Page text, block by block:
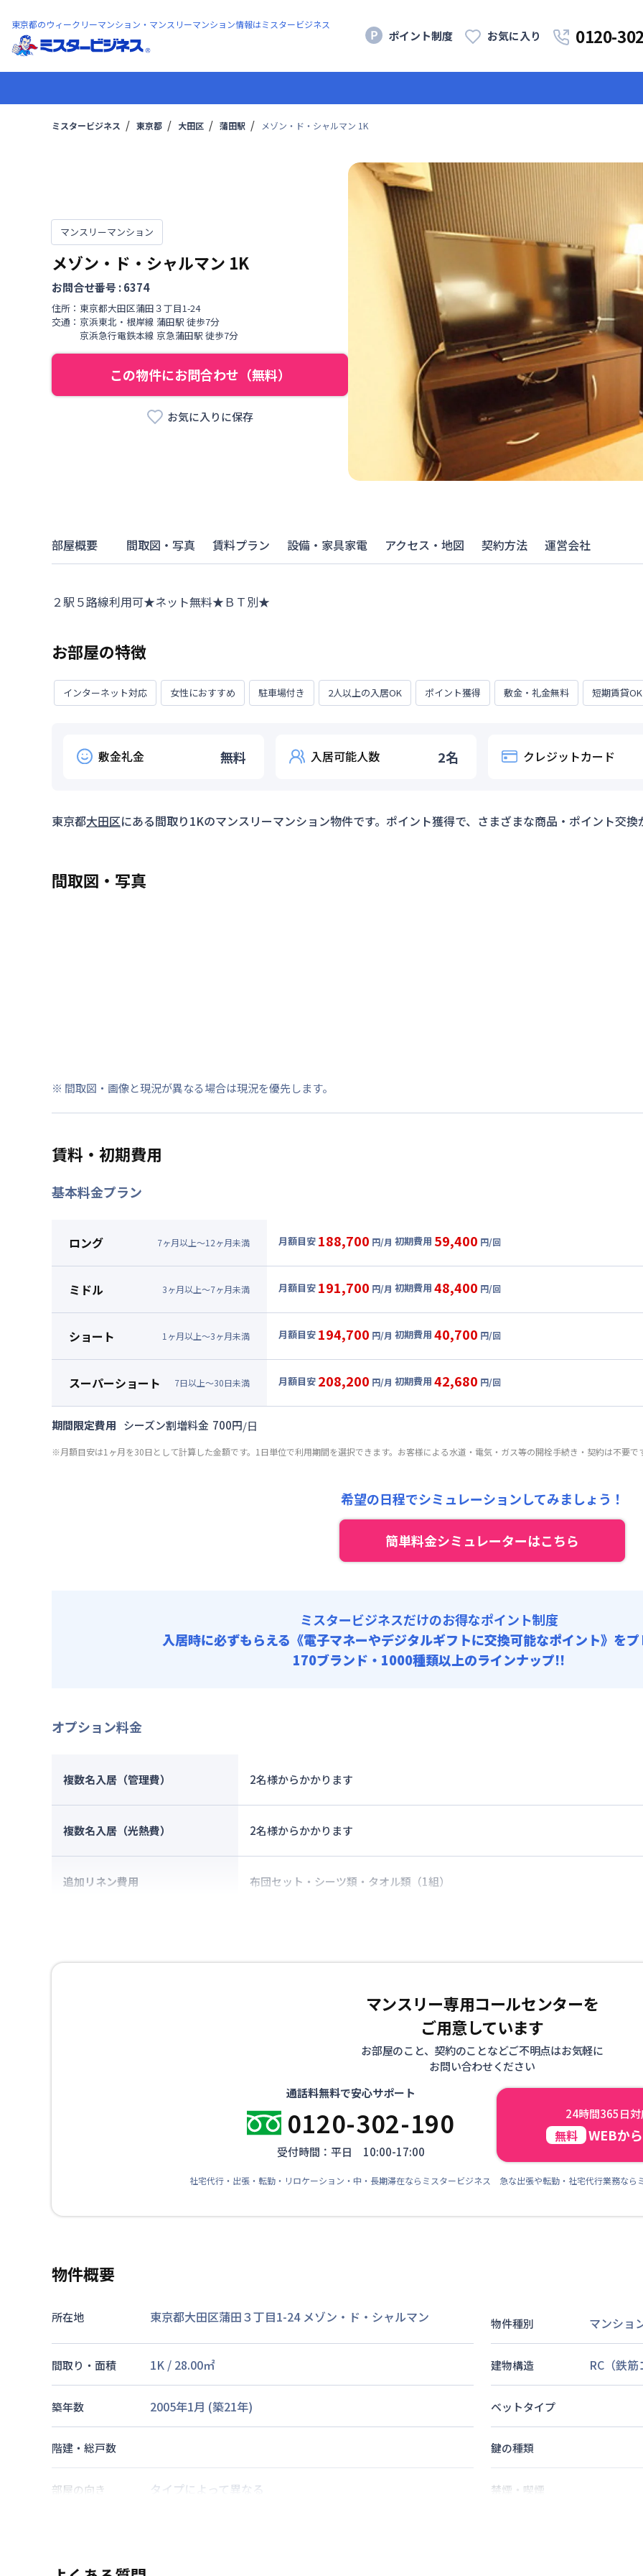
東京都のウィークリーマンション・マンスリーマンション情報はミスタービジネス
ポイント制度 お気に入り 0120-
ミスタービジネス 東京都 大田区 蒲田駅 メゾン・ド・シャルマン 1K
マンスリーマンション
メゾン・ド・シャルマン 1K
お問合せ番号 :6374
住所： 東京都大田区蒲田３丁目1-24
交通： 京浜東北・根岸線 蒲田駅 徒歩7分
京浜急行電鉄本線 京急蒲田駅 徒歩7分
この物件にお問合わせ（無料）
お気に入りに保存
部屋概要 間取図・写真 賃料プラン 設備・家具家電 アクセス・地図 契約方法 運営会社
２駅５路線利用可★ネット無料★ＢＴ別★
お部屋の特徴
インターネット対応 女性におすすめ 駐車場付き 2人以上の入居OK ポイント獲得 敷金・礼金無料 短期賃貸OK
敷金礼金 無料 入居可能人数 2名 クレジットカード
東京都大田区にある間取り1Kのマンスリーマンション物件です。ポイント獲得で、さまざまな商品・ポイント交換
間取図・写真
※ 間取図・画像と現況が異なる場合は現況を優先します。
賃料・初期費用
基本料金プラン
ロング 7ヶ月以上～12ヶ月未満 月額目安 188,700 円/月 初期費用 59,400 円/回
129,000円/月 (4,300円/日)
光熱費他 : 27,000円/月 (900円/日) (税抜)
清掃料他 : 38,500円/回
その他費用 :
初期費用
契約事務手数料 : 10,000円/回 (税抜)
ミドル 3ヶ月以上～7ヶ月未満 月額目安 191,700 円/月 初期費用 48,400 円/回
132,000円/月 (4,400円/日)
光熱費他 : 27,000円/月 (900円/日) (税抜)
清掃料他 : 27,500円/回
その他費用 :
契約事務手数料 : 10,000円/回 (税抜)
ショート 1 ヶ月以上～3ヶ月未満 月額目安 194,700 円/月 初期費用 40,700 円/回
135,000円/月 (4,500円/日)
光熱費他 : 27,000円/月 (900円/日) (税抜)
その他費用 :
契約事務手数料 : 10,000円/回 (税抜)
リネン代 : 9,000円/回 (税抜)
スーパーショート 7日以上～30日未満 月額目安 208,200 円/月 初期費用 42,680 円/回
光熱費他 : 27,000円/月 (900円/日) (税抜)
契約事務手数料 : 10,000円/回 (税抜)
期間限定費用 シーズン割増料金 700円/日
※月額目安は1ヶ月を30日として計算した金額です。1日単位で利用期間を選択できます。お客様による水道・電気・ガス等の開栓手続き・契約は不要で
希望の日程でシミュレーションしてみましょう！
簡単料金シミュレーターはこちら
ミスタービジネスだけのお得なポイント制度
入居時に必ずもらえる 《電子マネーやデジタルギフトに交換可能なポイント》を
170ブランド・1000種類以上のラインナップ!!
オプション料金
複数名入居（管理費） 2名様からかかります
複数名入居（光熱費） 2名様からかかります
追加リネン費用 布団セット・シーツ類・タオル類（1組）
マンスリー専用コールセンターを
ご用意しています
お部屋のこと、契約のことなどご不明点はお気軽に
お問い合わせください
通話料無料で安心サポート
0120-302-190
受付時間：平日 10:00-17:00
24時間365日
無料 WEBか
社宅代行・出張・転勤・リロケーション・中・長期滞在ならミスタービジネス 急な出張や転勤・社宅代行業務なら
物件概要
所在地 東京都大田区蒲田３丁目1-24 メゾン・ド・シャルマン 物件種別 マンショ
間取り・面積 1K / 28.00㎡ 建物構造 RC（鉄
築年数 2005年1月 (築21年) ベットタイプ
階建・総戸数 鍵の種類
部屋の向き タイプによって異なる 禁煙・喫煙